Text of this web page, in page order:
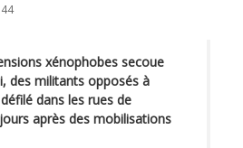
xénophobes secoue
des militants opposés à
dans les rues de
après des mobilisations